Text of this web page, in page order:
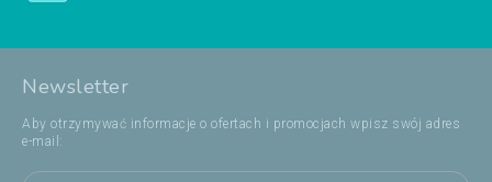
Newsletter
Aby otrzymywać informacje o ofertach i promocjach wpisz swój adres
e-mail: